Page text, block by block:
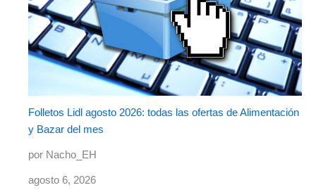
Folletos Lidl agosto 2026: todas las ofertas de Alimentación
y Bazar del mes
por Nacho_EH
agosto 6, 2026